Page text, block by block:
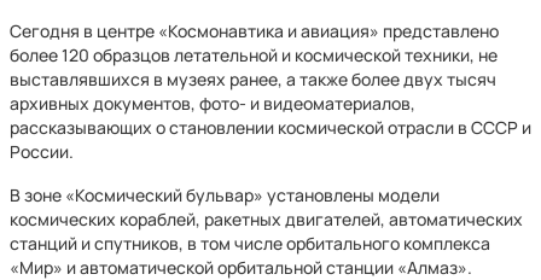
Сегодня в центре «Космонавтика и авиация» представлено
более 120 образцов летательной и космической техники, не
выставлявшихся в музеях ранее, а также более двух тысяч
архивных документов, фото- и видеоматериалов,
рассказывающих о становлении космической отрасли в СССР и
России.
В зоне «Космический бульвар» установлены модели
космических кораблей, ракетных двигателей, автоматических
станций и спутников, в том числе орбитального комплекса
«Мир» и автоматической орбитальной станции «Алмаз».